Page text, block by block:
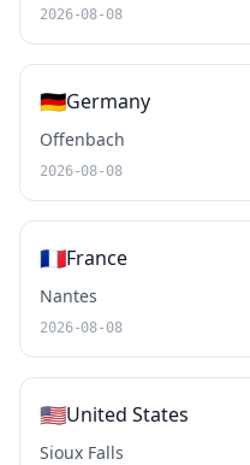
2026-08-08
🇩🇪Germany
Offenbach
2026-08-08
🇫🇷France
Nantes
2026-08-08
🇺🇸United States
Sioux Falls